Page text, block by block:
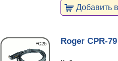
Добавить
Roger CPR-79